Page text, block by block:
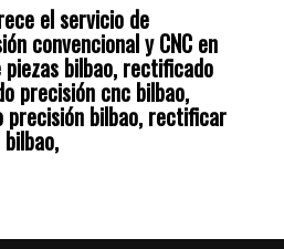
el servicio de
convencional y CNC en
bilbao, rectificado
precisión cnc bilbao,
bilbao, rectificar